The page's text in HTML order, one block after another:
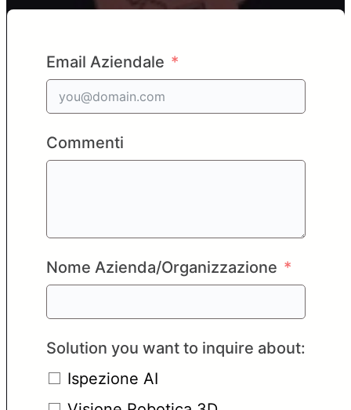
Email Aziendale
Commenti
Nome Azienda/Organizzazione
Solution you want to inquire about:
Ispezione AI